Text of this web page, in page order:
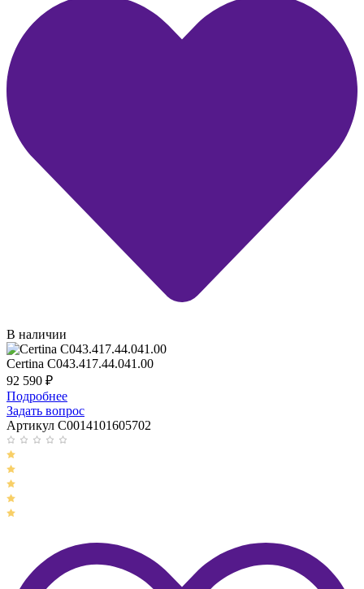
В наличии
Certina C043.417.44.041.00
92 590 ₽
Подробнее
Задать вопрос
Артикул C0014101605702